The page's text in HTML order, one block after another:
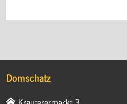
Domschatz